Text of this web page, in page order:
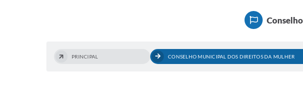
PRINCIPAL CONSELHO MUNICIPAL DOS DIREITOS DA MULHER